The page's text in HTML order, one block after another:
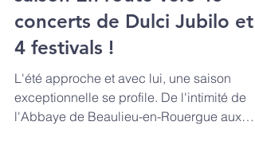
Un été de générosité :
devenez mécène de la
concerts de Dulci Jubilo et
4 festivals !